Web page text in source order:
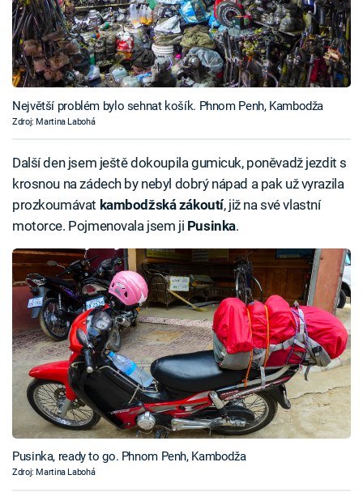
Největší problém bylo sehnat košík. Phnom Penh, Kambodža
Zdroj: Martina Labohá
Další den jsem ještě dokoupila gumicuk, poněvadž jezdit s
krosnou na zádech by nebyl dobrý nápad a pak už vyrazila
prozkoumávat kambodžská zákoutí, již na své vlastní
motorce. Pojmenovala jsem ji Pusinka.
Pusinka, ready to go. Phnom Penh, Kambodža
Zdroj: Martina Labohá